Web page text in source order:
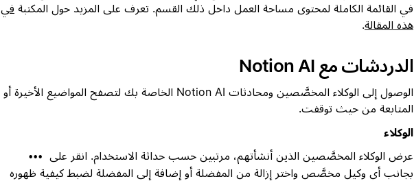
في القائمة الكاملة لمحتوى مساحة العمل داخل ذلك القسم. تعرف على المزيد حول المكتبة في
هذه المقالة.
الدردشات مع Notion AI
الوصول إلى الوكلاء المخصَّصين ومحادثات Notion AI الخاصة بك لتصفح المواضيع الأخيرة أو
المتابعة من حيث توقفت.
الوكلاء
عرض الوكلاء المخصَّصين الذين أنشأتهم، مرتبين حسب حداثة الاستخدام. انقر على
•••
بجانب أي وكيل مخصَّص واختر إزالة من المفضلة أو إضافة إلى المفضلة لضبط كيفية ظهوره